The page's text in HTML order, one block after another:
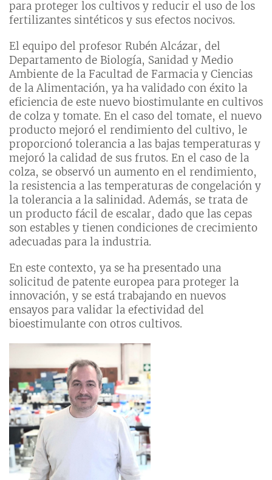
para proteger los cultivos y reducir el uso de los
fertilizantes sintéticos y sus efectos nocivos.
El equipo del profesor Rubén Alcázar, del
Departamento de Biología, Sanidad y Medio
Ambiente de la Facultad de Farmacia y Ciencias
de la Alimentación, ya ha validado con éxito la
eficiencia de este nuevo biostimulante en cultivos
de colza y tomate. En el caso del tomate, el nuevo
producto mejoró el rendimiento del cultivo, le
proporcionó tolerancia a las bajas temperaturas y
mejoró la calidad de sus frutos. En el caso de la
colza, se observó un aumento en el rendimiento,
la resistencia a las temperaturas de congelación y
la tolerancia a la salinidad. Además, se trata de
un producto fácil de escalar, dado que las cepas
son estables y tienen condiciones de crecimiento
adecuadas para la industria.
En este contexto, ya se ha presentado una
solicitud de patente europea para proteger la
innovación, y se está trabajando en nuevos
ensayos para validar la efectividad del
bioestimulante con otros cultivos.